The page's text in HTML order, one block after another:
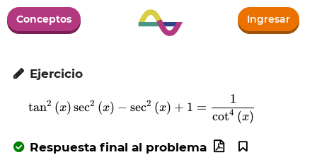
Conceptos Ingresar
 Ejercicio
tan2 (x)sec2 (x) − sec2 (x) + 1 =
cot4 (x)
1
 Respuesta final al problema 
